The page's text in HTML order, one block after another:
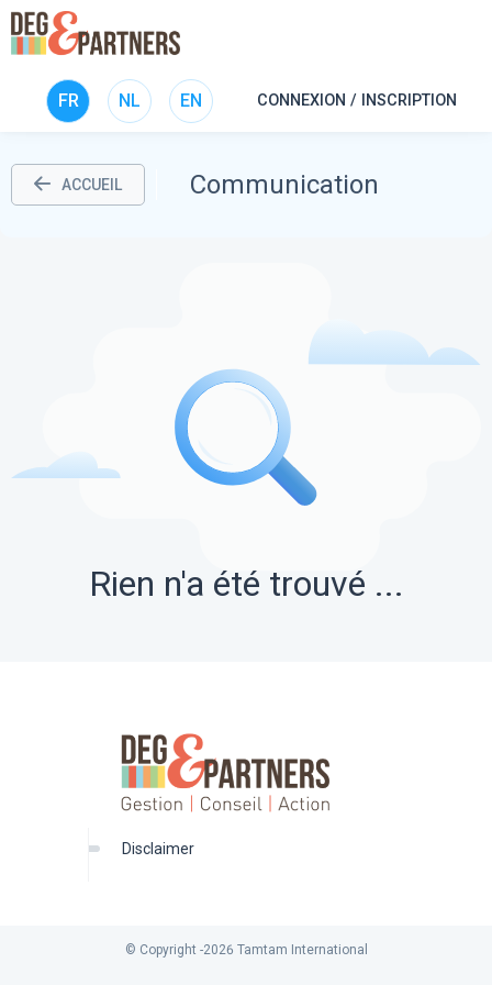
FR NL EN CONNEXION / INSCRIPTION
ACCUEIL Communication
Rien n'a été trouvé ...
disclaimer
© Copyright -2026 Tamtam International